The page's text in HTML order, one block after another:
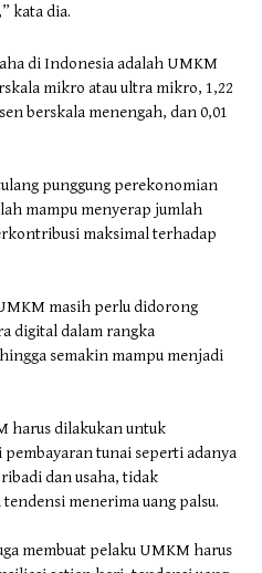
kata dia.
di Indonesia adalah UMKM
mikro atau ultra mikro, 1,22
berskala menengah, dan 0,01
punggung perekonomian
mampu menyerap jumlah
maksimal terhadap
masih perlu didorong
digital dalam rangka
semakin mampu menjadi
harus dilakukan untuk
tunai seperti adanya
dan usaha, tidak
menerima uang palsu.
membuat pelaku UMKM harus